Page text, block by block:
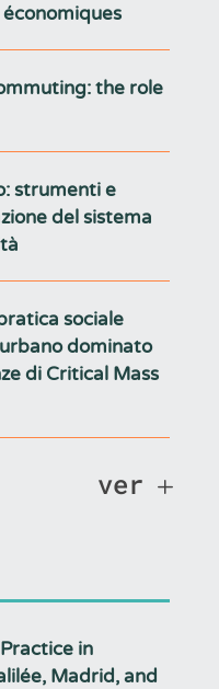
the role
strumenti e
del sistema
sociale
dominato
di Critical Mass
ver
in
Madrid, and